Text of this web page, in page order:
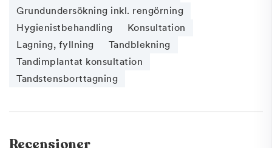
Grundundersökning inkl. rengörning
Hygienistbehandling
Konsultation
Lagning, fyllning
Tandblekning
Tandimplantat konsultation
Tandstensborttagning
Recensioner